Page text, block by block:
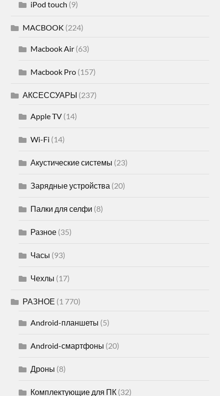
iPod touch (9)
MACBOOK (224)
Macbook Air (63)
Macbook Pro (157)
АКСЕССУАРЫ (237)
Apple TV (14)
Wi-Fi (14)
Акустические системы (23)
Зарядные устройства (20)
Палки для селфи (8)
Разное (35)
Часы (93)
Чехлы (17)
РАЗНОЕ (1 770)
Android-планшеты (5)
Android-смартфоны (20)
Дроны (8)
Комплектующие для ПК (32)